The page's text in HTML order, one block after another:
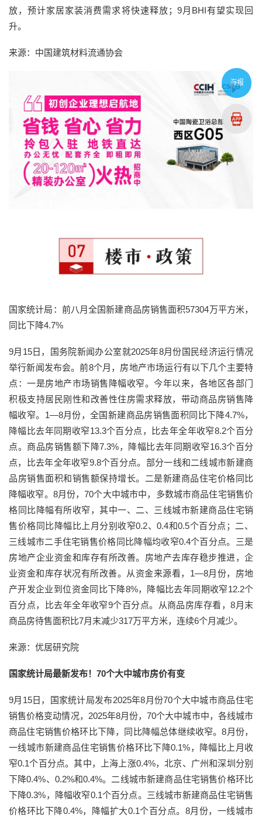
放，预计家居家装消费需求将快速释放；9月BHI有望实现回
升。
来源：中国建筑材料流通协会
国家统计局：前八月全国新建商品房销售面积57304万平方米，
同比下降4.7%
9月15日，国务院新闻办公室就2025年8月份国民经济运行情况
举行新闻发布会。前8个月，房地产市场运行有以下几个主要特
点：一是房地产市场销售降幅收窄。今年以来，各地区各部门
积极支持居民刚性和改善性住房需求释放，带动商品房销售降
幅收窄。1—8月份，全国新建商品房销售面积同比下降4.7%，
降幅比去年同期收窄13.3个百分点，比去年全年收窄8.2个百分
点。商品房销售额下降7.3%，降幅比去年同期收窄16.3个百分
点，比去年全年收窄9.8个百分点。部分一线和二线城市新建商
品房销售面积和销售额保持增长。二是新建商品住宅价格同比
降幅收窄。8月份，70个大中城市中，多数城市商品住宅销售价
格同比降幅有所收窄，其中一、二、三线城市新建商品住宅销
售价格同比降幅比上月分别收窄0.2、0.4和0.5个百分点；二、
三线城市二手住宅销售价格同比降幅均收窄0.4个百分点。三是
房地产企业资金和库存有所改善。房地产去库存稳步推进，企
业资金和库存状况有所改善。从资金来源看，1—8月份，房地
产开发企业到位资金同比下降8%，降幅比去年同期收窄12.2个
百分点，比去年全年收窄9个百分点。从商品房库存看，8月末
商品房待售面积比7月末减少317万平方米，连续6个月减少。
来源：优居研究院
国家统计局最新发布！70个大中城市房价有变
9月15日，国家统计局发布2025年8月份70个大中城市商品住宅
销售价格变动情况，2025年8月份，70个大中城市中，各线城市
商品住宅销售价格环比下降，同比降幅总体继续收窄。8月份，
一线城市新建商品住宅销售价格环比下降0.1%，降幅比上月收
窄0.1个百分点。其中，上海上涨0.4%，北京、广州和深圳分别
下降0.4%、0.2%和0.4%。二线城市新建商品住宅销售价格环比
下降0.3%，降幅收窄0.1个百分点。三线城市新建商品住宅销售
价格环比下降0.4%，降幅扩大0.1个百分点。8月份，一线城市
海报